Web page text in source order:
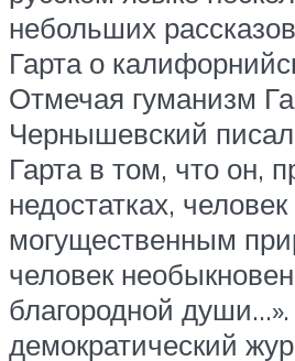
небольших
Гарта о
Отмечая гуманизм
Чернышевский
Гарта в том, что он,
недостатках,
могущественным
человек
благородной
демократический